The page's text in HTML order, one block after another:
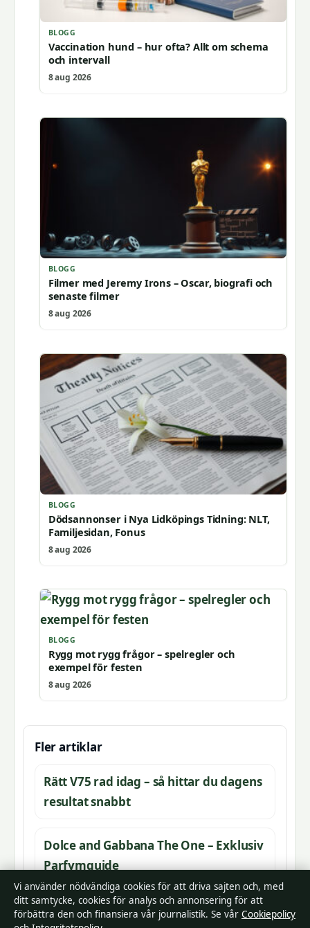
BLOGG
Vaccination hund – hur ofta? Allt om schema
och intervall
8 aug 2026
BLOGG
Filmer med Jeremy Irons – Oscar, biografi och
senaste filmer
8 aug 2026
BLOGG
Dödsannonser i Nya Lidköpings Tidning: NLT,
Familjesidan, Fonus
8 aug 2026
BLOGG
Rygg mot rygg frågor – spelregler och
exempel för festen
8 aug 2026
Fler artiklar
Rätt V75 rad idag – så hittar du dagens
resultat snabbt
Dolce and Gabbana The One – Exklusiv
Parfymguide
Hur vet man om man har löss?
Vi använder nödvändiga cookies för att driva sajten och, med
ditt samtycke, cookies för analys och annonsering för att
förbättra den och finansiera vår journalistik. Se vår Cookiepolicy